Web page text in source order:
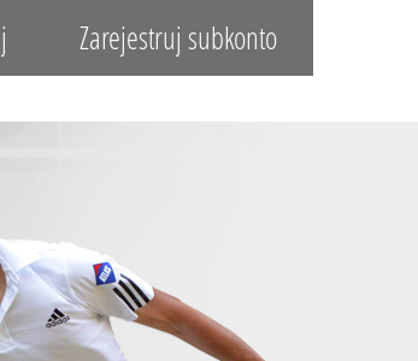
Zarejestruj subkonto